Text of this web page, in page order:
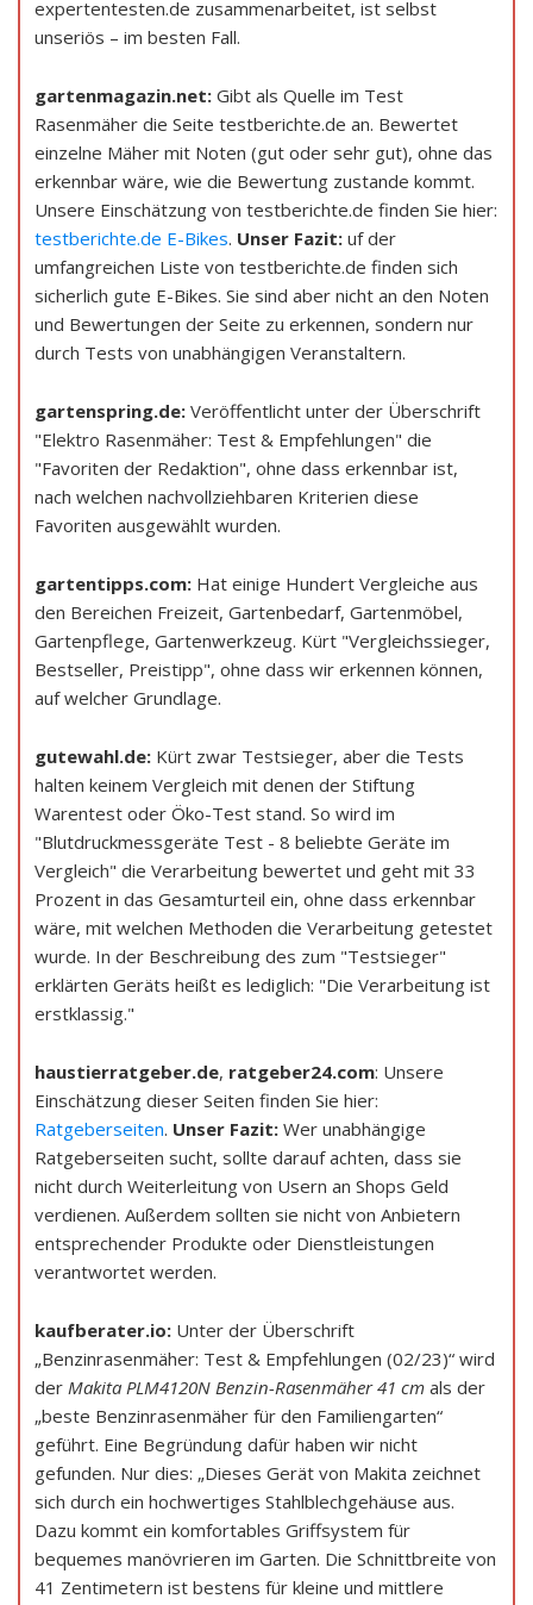
expertentesten.de zusammenarbeitet, ist selbst
unseriös – im besten Fall.
gartenmagazin.net: Gibt als Quelle im Test
Rasenmäher die Seite testberichte.de an. Bewertet
einzelne Mäher mit Noten (gut oder sehr gut), ohne das
erkennbar wäre, wie die Bewertung zustande kommt.
Unsere Einschätzung von testberichte.de finden Sie hier:
testberichte.de E-Bikes. Unser Fazit: uf der
umfangreichen Liste von testberichte.de finden sich
sicherlich gute E-Bikes. Sie sind aber nicht an den Noten
und Bewertungen der Seite zu erkennen, sondern nur
durch Tests von unabhängigen Veranstaltern.
gartenspring.de: Veröffentlicht unter der Überschrift
"Elektro Rasenmäher: Test & Empfehlungen" die
"Favoriten der Redaktion", ohne dass erkennbar ist,
nach welchen nachvollziehbaren Kriterien diese
Favoriten ausgewählt wurden.
gartentipps.com: Hat einige Hundert Vergleiche aus
den Bereichen Freizeit, Gartenbedarf, Gartenmöbel,
Gartenpflege, Gartenwerkzeug. Kürt "Vergleichssieger,
Bestseller, Preistipp", ohne dass wir erkennen können,
auf welcher Grundlage.
gutewahl.de: Kürt zwar Testsieger, aber die Tests
halten keinem Vergleich mit denen der Stiftung
Warentest oder Öko-Test stand. So wird im
"Blutdruckmessgeräte Test - 8 beliebte Geräte im
Vergleich" die Verarbeitung bewertet und geht mit 33
Prozent in das Gesamturteil ein, ohne dass erkennbar
wäre, mit welchen Methoden die Verarbeitung getestet
wurde. In der Beschreibung des zum "Testsieger"
erklärten Geräts heißt es lediglich: "Die Verarbeitung ist
erstklassig."
haustierratgeber.de, ratgeber24.com: Unsere
Einschätzung dieser Seiten finden Sie hier:
Ratgeberseiten. Unser Fazit: Wer unabhängige
Ratgeberseiten sucht, sollte darauf achten, dass sie
nicht durch Weiterleitung von Usern an Shops Geld
verdienen. Außerdem sollten sie nicht von Anbietern
entsprechender Produkte oder Dienstleistungen
verantwortet werden.
kaufberater.io: Unter der Überschrift
„Benzinrasenmäher: Test & Empfehlungen (02/23)“ wird
der Makita PLM4120N Benzin-Rasenmäher 41 cm als der
„beste Benzinrasenmäher für den Familiengarten“
geführt. Eine Begründung dafür haben wir nicht
gefunden. Nur dies: „Dieses Gerät von Makita zeichnet
sich durch ein hochwertiges Stahlblechgehäuse aus.
Dazu kommt ein komfortables Griffsystem für
bequemes manövrieren im Garten. Die Schnittbreite von
41 Zentimetern ist bestens für kleine und mittlere